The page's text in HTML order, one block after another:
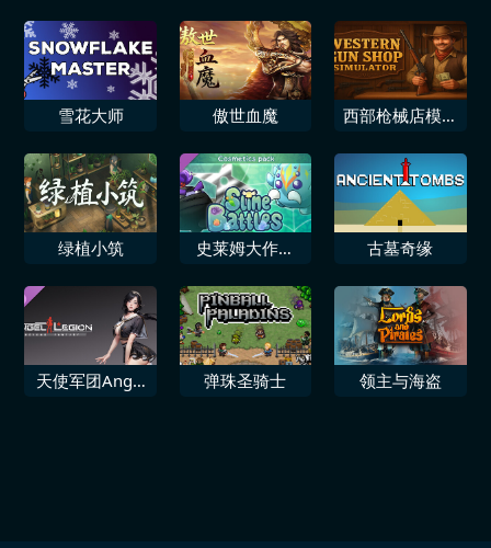
雪花大师 傲世血魔
西部枪械店模拟
绿植小筑
史莱姆大作战
古墓奇缘
天使军团Angel
弹珠圣骑士 领主与海盗